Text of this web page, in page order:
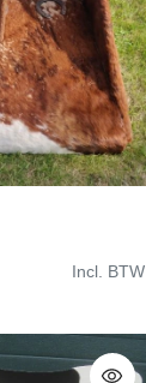
Incl. BTW